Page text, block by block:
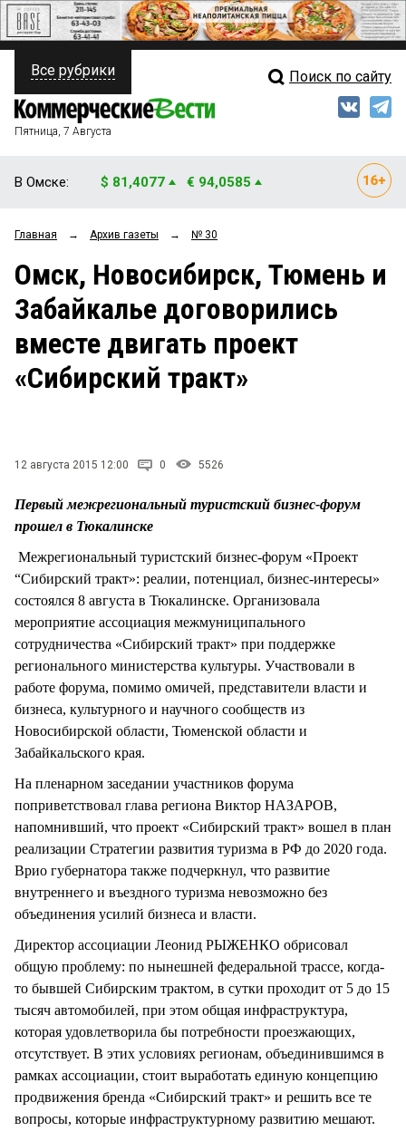
ПОЛИТИКА
ФИНАНСЫ
ОБЩЕСТВО
ЗАКОН
ПРОИСШЕСТВИЯ
Свежий выпуск
Рейтинги
Блоги
Архив
Все рубрики Поиск по сайту
Пятница, 7 Августа
В Омске: $ 81,4077 € 94,0585
Главная → Архив газеты → № 30
Омск, Новосибирск, Тюмень и
Забайкалье договорились
вместе двигать проект
«Сибирский тракт»
12 августа 2015 12:00 0 5526
Первый межрегиональный туристский бизнес-форум
прошел в Тюкалинске
Межрегиональный туристский бизнес-форум «Проект
“Сибирский тракт»: реалии, потенциал, бизнес-интересы»
состоялся 8 августа в Тюкалинске. Организовала
мероприятие ассоциация межмуниципального
сотрудничества «Сибирский тракт» при поддержке
регионального министерства культуры. Участвовали в
работе форума, помимо омичей, представители власти и
бизнеса, культурного и научного сообществ из
Новосибирской области, Тюменской области и
Забайкальского края.
На пленарном заседании участников форума
поприветствовал глава региона Виктор НАЗАРОВ,
напомнивший, что проект «Сибирский тракт» вошел в план
реализации Стратегии развития туризма в РФ до 2020 года.
Врио губернатора также подчеркнул, что развитие
внутреннего и въездного туризма невозможно без
объединения усилий бизнеса и власти.
Директор ассоциации Леонид РЫЖЕНКО обрисовал
общую проблему: по нынешней федеральной трассе, когда-
то бывшей Сибирским трактом, в сутки проходит от 5 до 15
тысяч автомобилей, при этом общая инфраструктура,
которая удовлетворила бы потребности проезжающих,
отсутствует. В этих условиях регионам, объединившимся в
рамках ассоциации, стоит выработать единую концепцию
продвижения бренда «Сибирский тракт» и решить все те
вопросы, которые инфраструктурному развитию мешают.